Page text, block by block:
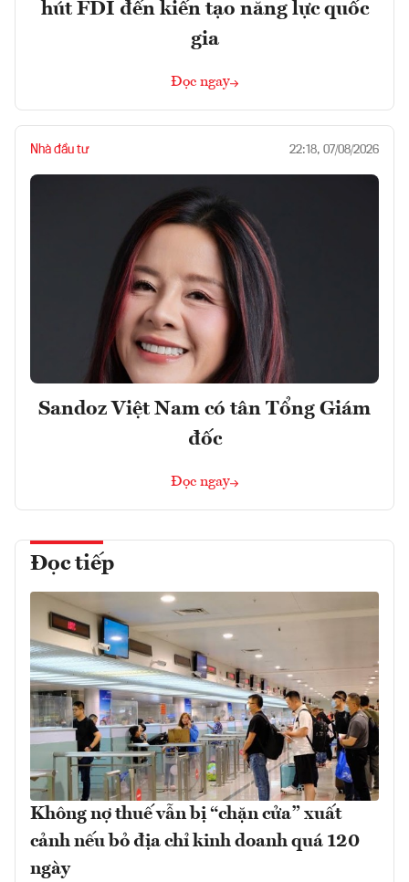
hút FDI đến kiến tạo năng lực quốc
gia
Đọc ngay
Nhà đầu tư 22:18, 07/08/2026
Sandoz Việt Nam có tân Tổng Giám
đốc
Đọc ngay
Đọc tiếp
Không nợ thuế vẫn bị “chặn cửa” xuất
cảnh nếu bỏ địa chỉ kinh doanh quá 120
ngày